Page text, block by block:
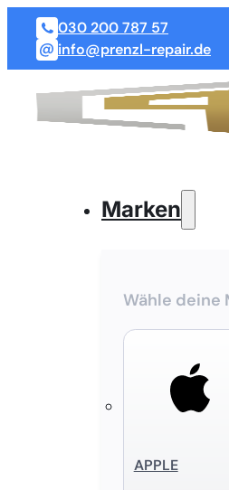
030 200 787 57
info@prenzl-repair.de
Marken
Wähle deine
APPLE